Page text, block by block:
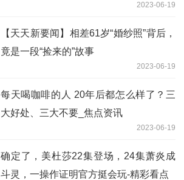
2023-06-19
【天天新要闻】相差61岁“婚纱照”背后，
竟是一段“捡来的”故事
2023-06-19
每天喝咖啡的人 20年后都怎么样了？三
大好处、三大不要_焦点资讯
2023-06-19
确定了，美杜莎22集登场，24集萧炎成
斗灵，一操作证明官方挺会玩-精彩看点